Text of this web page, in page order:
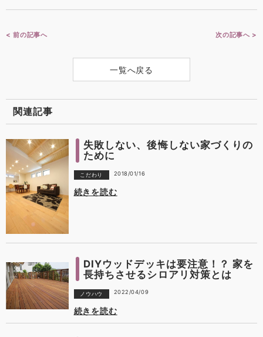
< 前の記事へ 次の記事へ >
一覧へ戻る
関連記事
失敗しない、後悔しない家づくりの
ために
こだわり 2018/01/16
続きを読む
DIYウッドデッキは要注意！？ 家を
長持ちさせるシロアリ対策とは
ノウハウ 2022/04/09
続きを読む